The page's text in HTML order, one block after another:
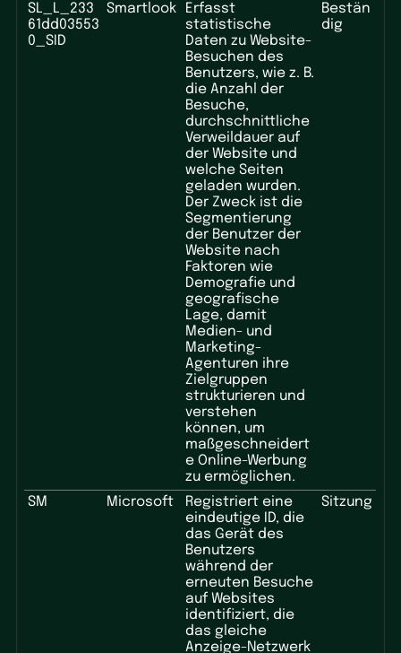
SL_L_233
61dd03553
0_SID
Smartlook
Erfasst
statistische
Daten zu Website-
Besuchen des
Benutzers, wie z. B.
die Anzahl der
Besuche,
durchschnittliche
Verweildauer auf
der Website und
welche Seiten
geladen wurden.
Der Zweck ist die
Segmentierung
der Benutzer der
Website nach
Faktoren wie
Demografie und
geografische
Lage, damit
Medien- und
Marketing-
Agenturen ihre
Zielgruppen
strukturieren und
verstehen
können, um
maßgeschneidert
e Online-Werbung
zu ermöglichen.
Bestän
dig
SM Microsoft
Registriert eine
eindeutige ID, die
das Gerät des
Benutzers
während der
erneuten Besuche
auf Websites
identifiziert, die
das gleiche
Anzeige-Netzwerk
Sitzung